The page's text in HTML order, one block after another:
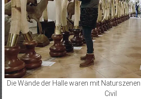
Die Wände der Halle waren mit
Civil